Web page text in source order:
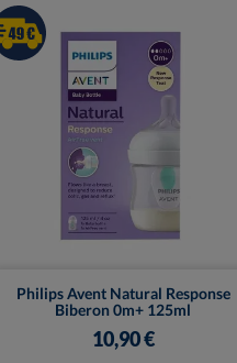
Philips Avent Natural Response
Biberon 0m+ 125ml
10,90 €
Vue rapide